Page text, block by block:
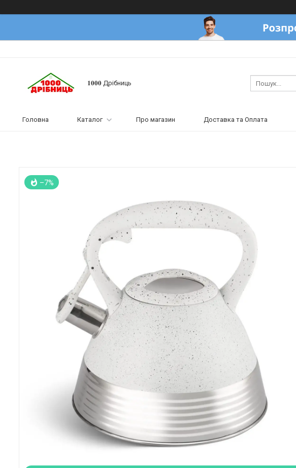
𝟏𝟎𝟎𝟎 Дрібниць
Головна Каталог Про магазин Доставка та Оплата
–7%